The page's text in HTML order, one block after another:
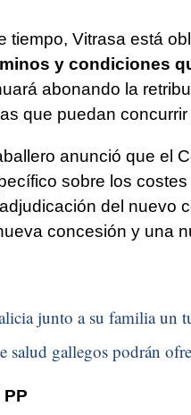
tiempo, Vitrasa está
y condiciones
abonando la
que puedan
anunció que el
sobre los
del nuevo
concesión y una
junto a su familia un
salud gallegos podrán